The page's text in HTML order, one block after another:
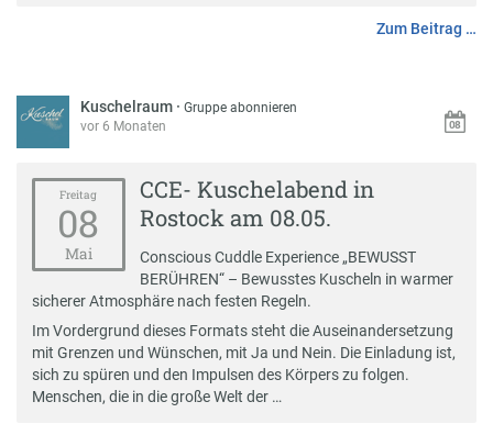
Zum Beitrag …
Kuschelraum ·Gruppe abonnieren
vor 6 Monaten
Freitag
08
Mai
CCE- Kuschelabend in
Rostock am 08.05.
Conscious Cuddle Experience „BEWUSST
BERÜHREN“ – Bewusstes Kuscheln in warmer
sicherer Atmosphäre nach festen Regeln.
Im Vordergrund dieses Formats steht die Auseinandersetzung
mit Grenzen und Wünschen, mit Ja und Nein. Die Einladung ist,
sich zu spüren und den Impulsen des Körpers zu folgen.
Menschen, die in die große Welt der …